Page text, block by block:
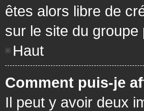
êtes alors libre de
sur le site du
Haut
Comment puis-je
Il peut y avoir deux